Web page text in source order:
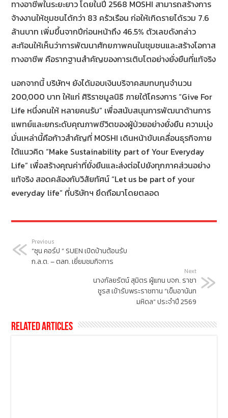
ทางอาชีพในระยะยาว โดยในปี 2568 MOSHI สามารถสร้างการ
จ้างงานให้ชุมชนได้กว่า 83 ครัวเรือน ก่อให้เกิดรายได้รวม 7.6
ล้านบาท เพิ่มขึ้นจากปีก่อนหน้าถึง 46.5% ตัวเลขดังกล่าว
สะท้อนให้เห็นว่าการพัฒนาศักยภาพคนในชุมชนและสร้างโอกาส
ทางอาชีพ คือรากฐานสำคัญของการเติบโตอย่างยั่งยืนที่แท้จริง
นอกจากนี้ บริษัทฯ ยังได้มอบเงินบริจาคสมทบทุนจำนวน
200,000 บาท ให้แก่ ศิริราชมูลนิธิ ภายใต้โครงการ “Give For
Life หนึ่งคนให้ หลายคนรับ” เพื่อสนับสนุนการพัฒนาด้านการ
แพทย์และยกระดับคุณภาพชีวิตของผู้ป่วยอย่างยั่งยืน ความมุ่ง
มั่นเหล่านี้คือก้าวสำคัญที่ MOSHI เดินหน้าขับเคลื่อนธุรกิจภาย
ใต้แนวคิด “Make Sustainability part of Your Everyday
Life” เพื่อสร้างคุณค่าที่ยั่งยืนและส่งต่อไปยังทุกภาคส่วนอย่าง
แท้จริง สอดคล้องกับวิสัยทัศน์ “Let us be part of your
everyday life” ที่บริษัทฯ ยึดถือมาโดยตลอด
Previous
“ซุน คอร์ป ” SUEN เปิดบ้านต้อนรับ
ก.ล.ต. – ตลท. เยี่ยมชมกิจการ
Next
นางกัลยรัตน์ สุมิตร ผู้แทน บจก. ราชา
ชูรส เข้ารับพระราชทาน “เข็มอานันท
มหิดล” ประจำปี 2569
Related Articles